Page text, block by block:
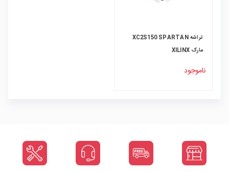
تراشه XC2S150 SPARTAN
مارک XILINX
ناموجود